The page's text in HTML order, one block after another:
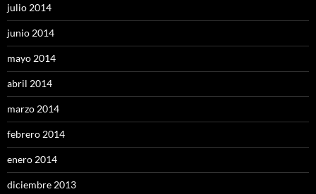
julio 2014
junio 2014
mayo 2014
abril 2014
marzo 2014
febrero 2014
enero 2014
diciembre 2013